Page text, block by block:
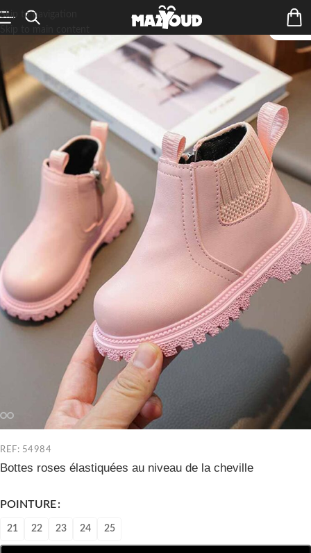
Skip to navigation
REF: 54984
Bottes roses élastiquées au niveau de la cheville
POINTURE
21 22 23 24 25